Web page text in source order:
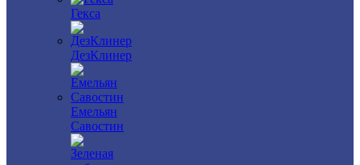
Гекса
ДезКлинер
Емельян
Савостин